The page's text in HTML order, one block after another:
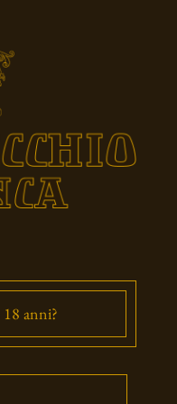
anni?